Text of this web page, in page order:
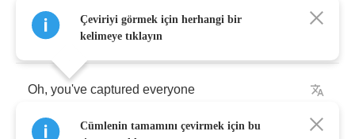
You make me feel so bourgeois
Oh, you've captured everyone
Çeviriyi görmek için herhangi bir
kelimeye tıklayın
Cümlenin tamamını çevirmek için bu